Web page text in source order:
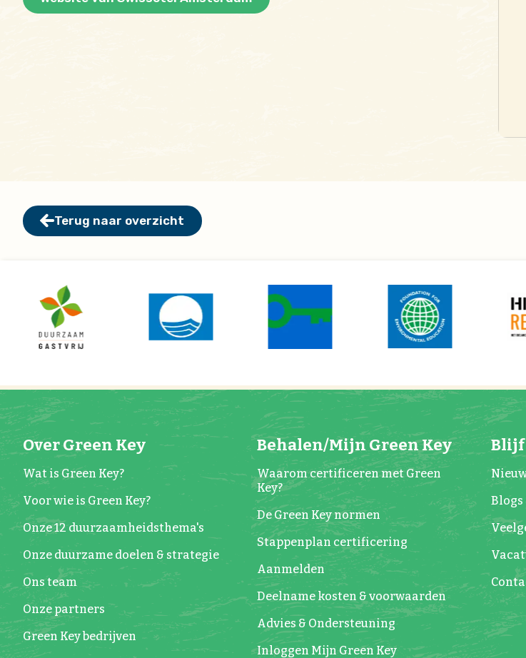
Terug naar overzicht
Over Green Key
Wat is Green Key?
Voor wie is Green Key?
Onze 12 duurzaamheidsthema's
Onze duurzame doelen & strategie
Ons team
Onze partners
Green Key bedrijven
Behalen/Mijn Green Key
Waarom certificeren met Green
Key?
De Green Key normen
Stappenplan certificering
Aanmelden
Deelname kosten & voorwaarden
Advies & Ondersteuning
Inloggen Mijn Green Key
Blijf
Blogs